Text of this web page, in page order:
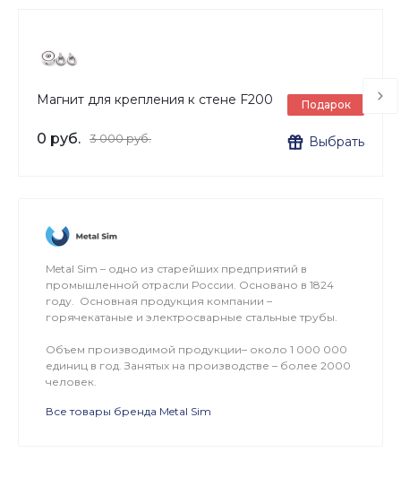
Магнит для крепления к стене F200
0 руб. 3 000 руб.
Подарок
Выбрать
Metal Sim – одно из старейших предприятий в
промышленной отрасли России. Основано в 1824
году. Основная продукция компании –
горячекатаные и электросварные стальные трубы.
Объем производимой продукции– около 1 000 000
единиц в год. Занятых на производстве – более 2000
человек.
Все товары бренда Metal Sim